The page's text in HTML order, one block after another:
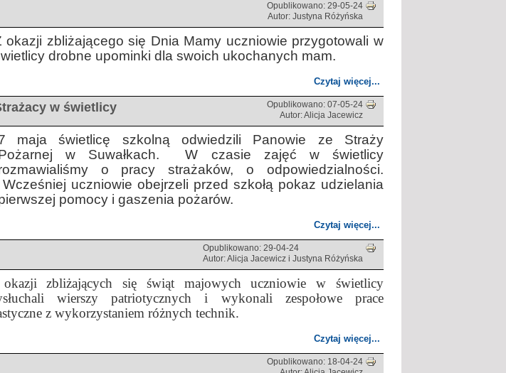
Opublikowano: 29-05-24
Autor: Justyna Różyńska
okazji zbliżającego się Dnia Mamy uczniowie przygotowali w
drobne upominki dla swoich ukochanych mam.
Czytaj więcej...
w świetlicy
Opublikowano: 07-05-24
Autor: Alicja Jacewicz
maja świetlicę szkolną odwiedzili Panowie ze Straży
w Suwałkach. W czasie zajęć w świetlicy
o pracy strażaków, o odpowiedzialności.
Wcześniej uczniowie obejrzeli przed szkołą pokaz udzielania
pomocy i gaszenia pożarów.
Czytaj więcej...
Opublikowano: 29-04-24
Autor: Alicja Jacewicz i Justyna Różyńska
zbliżających się świąt majowych uczniowie w świetlicy
wierszy patriotycznych i wykonali zespołowe prace
z wykorzystaniem różnych technik.
Czytaj więcej...
Opublikowano: 18-04-24